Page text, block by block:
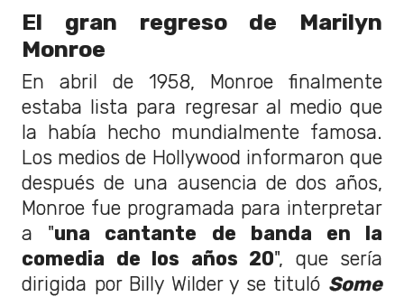
El gran regreso de Marilyn
Monroe
En abril de 1958, Monroe finalmente
estaba lista para regresar al medio que
la había hecho mundialmente famosa.
Los medios de Hollywood informaron que
después de una ausencia de dos años,
Monroe fue programada para interpretar
a "una cantante de banda en la
comedia de los años 20", que sería
dirigida por Billy Wilder y se tituló Some